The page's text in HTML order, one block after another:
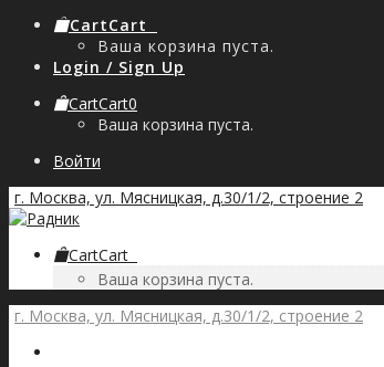
CartCart
Ваша корзина пуста.
Login / Sign Up
CartCart0
Ваша корзина пуста.
Войти
г. Москва, ул. Мясницкая, д.30/1/2, строение 2
CartCart
Ваша корзина пуста.
г. Москва, ул. Мясницкая, д.30/1/2, строение 2